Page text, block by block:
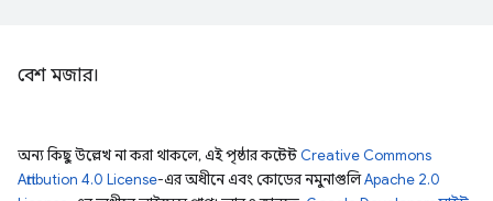
বেশ মজার।
অন্য কিছু উল্লেখ না করা থাকলে, এই পৃষ্ঠার কন্টেন্ট Creative Commons
Attribution 4.0 License-এর অধীনে এবং কোডের নমুনাগুলিApache 2.0